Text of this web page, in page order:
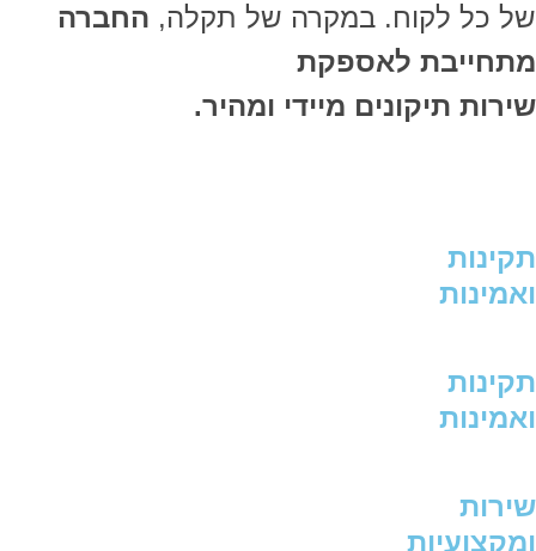
של כל לקוח. במקרה של תקלה, החברה
מתחייבת לאספקת
שירות תיקונים מיידי ומהיר.
תקינות
ואמינות
תקינות
ואמינות
שירות
ומקצועיות